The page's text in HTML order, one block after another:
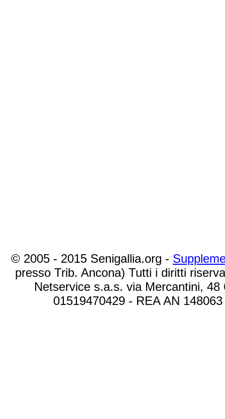
© 2005 - 2015 Senigallia.org -
presso Trib. Ancona) Tutti i diritti
Netservice s.a.s. via Mercantini,
01519470429 - REA AN